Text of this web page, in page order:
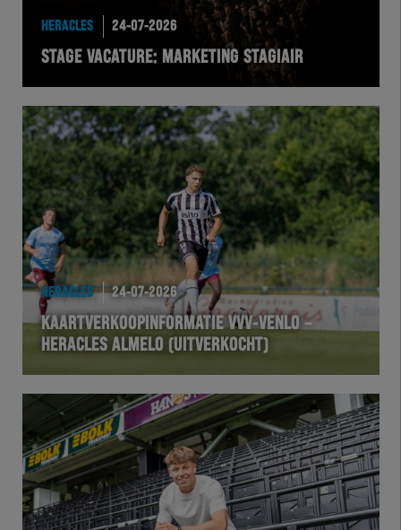
HERACLES 24-07-2026
STAGE VACATURE: MARKETING STAGIAIR
HERACLES 24-07-2026
KAARTVERKOOPINFORMATIE VVV-VENLO –
HERACLES ALMELO (UITVERKOCHT)